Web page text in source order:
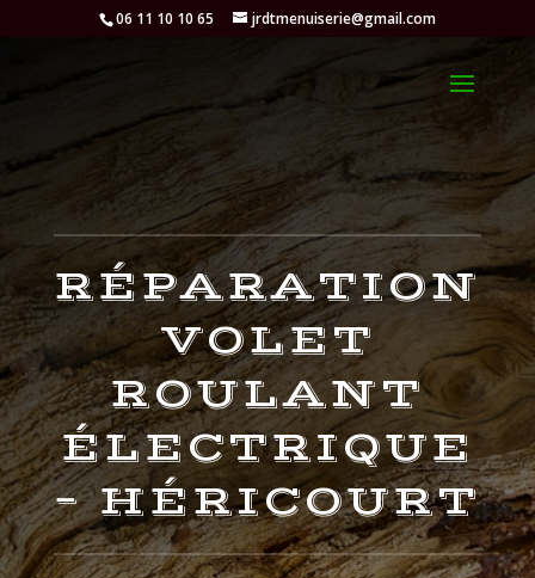
06 11 10 10 65 jrdtmenuiserie@gmail.com
RÉPARATION
VOLET
ROULANT
ÉLECTRIQUE
– HÉRICOURT